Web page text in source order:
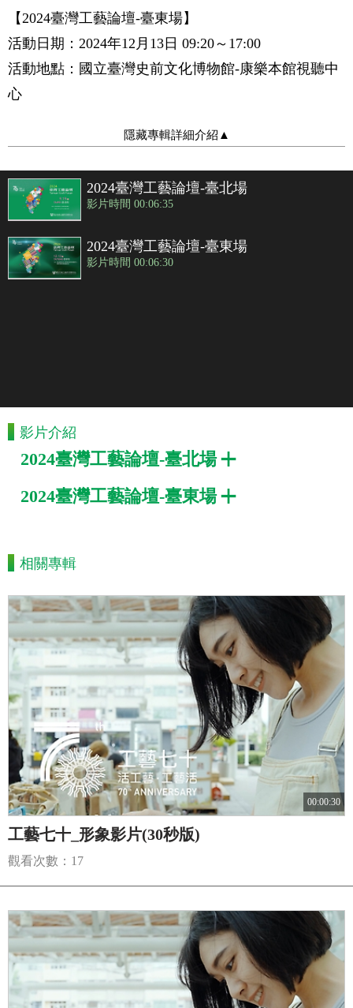
【2024臺灣工藝論壇-臺東場】
活動日期：2024年12月13日 09:20～17:00
活動地點：國立臺灣史前文化博物館-康樂本館視聽中
心
隱藏專輯詳細介紹 ▲
2024臺灣工藝論壇-臺北場
影片時間 00:06:35
2024臺灣工藝論壇-臺東場
影片時間 00:06:30
影片介紹
2024臺灣工藝論壇-臺北場
2024臺灣工藝論壇-臺東場
相關專輯
00:00:30
工藝七十_形象影片(30秒版)
觀看次數：17